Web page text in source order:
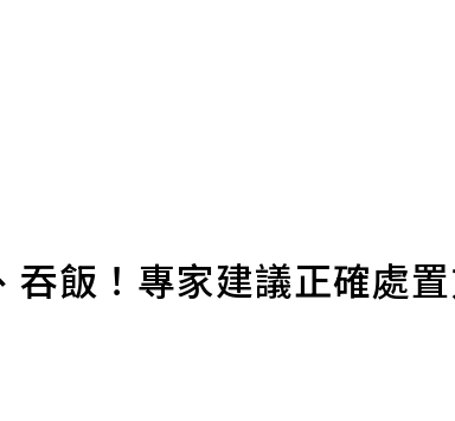
飯！專家建議正確處